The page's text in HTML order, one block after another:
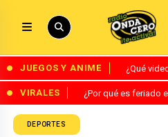
JUEGOS Y ANIME ¿Qué
VIRALES ¿Por qué es feriado
DEPORTES